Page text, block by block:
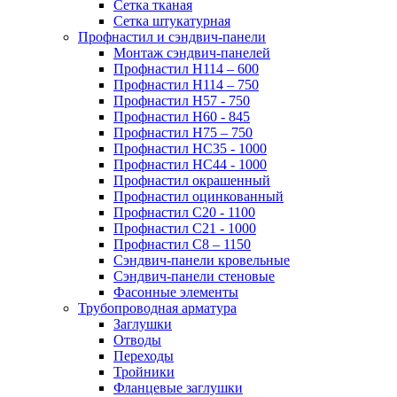
Сетка тканая
Сетка штукатурная
Профнастил и сэндвич-панели
Монтаж сэндвич-панелей
Профнастил Н114 – 600
Профнастил Н114 – 750
Профнастил Н57 - 750
Профнастил Н60 - 845
Профнастил Н75 – 750
Профнастил НС35 - 1000
Профнастил НС44 - 1000
Профнастил окрашенный
Профнастил оцинкованный
Профнастил С20 - 1100
Профнастил С21 - 1000
Профнастил С8 – 1150
Сэндвич-панели кровельные
Сэндвич-панели стеновые
Фасонные элементы
Трубопроводная арматура
Заглушки
Отводы
Переходы
Тройники
Фланцевые заглушки